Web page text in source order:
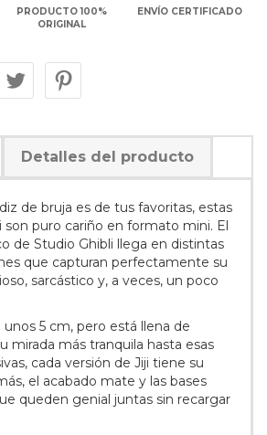
PRODUCTO 100%
ORIGINAL
ENVÍO CERTIFICADO
Detalles del producto
de bruja es de tus favoritas, estas
son puro cariño en formato mini. El
de Studio Ghibli llega en distintas
que capturan perfectamente su
sarcástico y, a veces, un poco
5 cm, pero está llena de
mirada más tranquila hasta esas
cada versión de Jiji tiene su
el acabado mate y las bases
queden genial juntas sin recargar